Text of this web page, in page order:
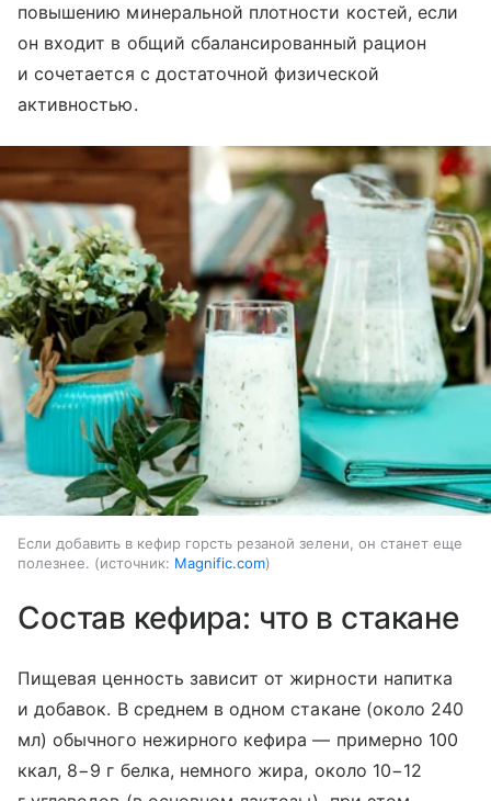
повышению минеральной плотности костей, если
он входит в общий сбалансированный рацион
и сочетается с достаточной физической
активностью.
Если добавить в кефир горсть резаной зелени, он станет еще
полезнее.
источник: Magnific.com
Состав кефира: что в стакане
Пищевая ценность зависит от жирности напитка
и добавок. В среднем в одном стакане (около 240
мл) обычного нежирного кефира — примерно 100
ккал, 8−9 г белка, немного жира, около 10−12